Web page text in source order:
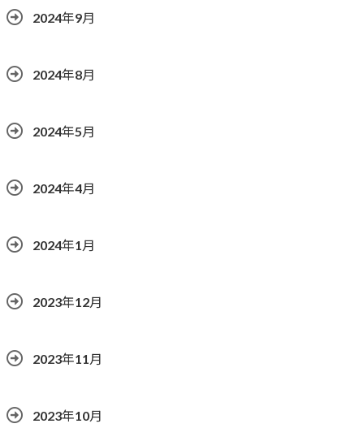
2024年9月
2024年8月
2024年5月
2024年4月
2024年1月
2023年12月
2023年11月
2023年10月